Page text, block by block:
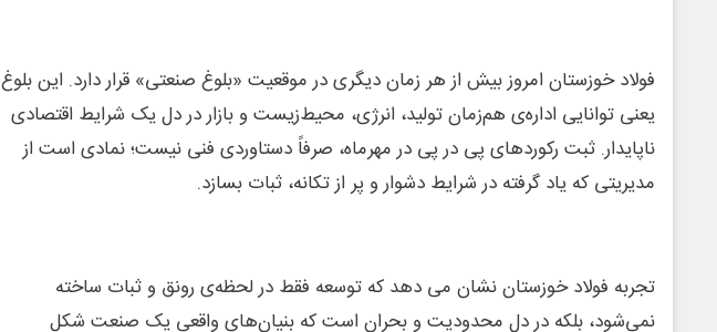
فولاد خوزستان امروز بیش از هر زمان دیگری در موقعیت «بلوغ صنعتی» قرار دارد. این بلوغ
یعنی توانایی اداره‌ی هم‌زمان تولید، انرژی، محیط‌زیست و بازار در دل یک شرایط اقتصادی
ناپایدار. ثبت رکوردهای پی در پی در مهرماه، صرفاً دستاوردی فنی نیست؛ نمادی است از
مدیریتی که یاد گرفته در شرایط دشوار و پر از تکانه، ثبات بسازد.
تجربه فولاد خوزستان نشان می دهد که توسعه فقط در لحظه‌ی رونق و ثبات ساخته
نمی‌شود، بلکه در دل محدودیت و بحران است که بنیان‌های واقعی یک صنعت شکل